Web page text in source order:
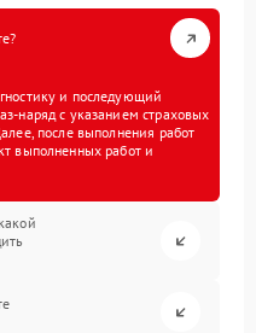
и последующий
наряд с указанием страховых
после выполнения работ
выполненных работ и